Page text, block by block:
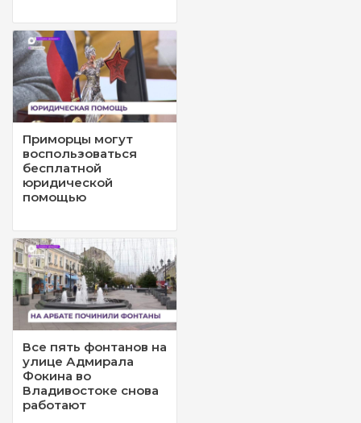
Приморцы могут
воспользоваться
бесплатной
юридической
помощью
Все пять фонтанов на
улице Адмирала
Фокина во
Владивостоке снова
работают